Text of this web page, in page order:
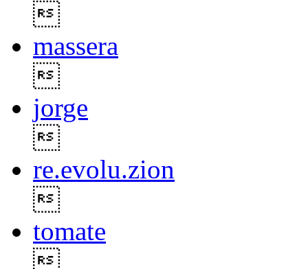
massera
jorge
re.evolu.zion
tomate